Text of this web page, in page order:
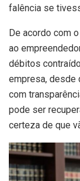
falência se
De acordo com
ao
débitos
empresa, desde
com
pode ser
certeza de que